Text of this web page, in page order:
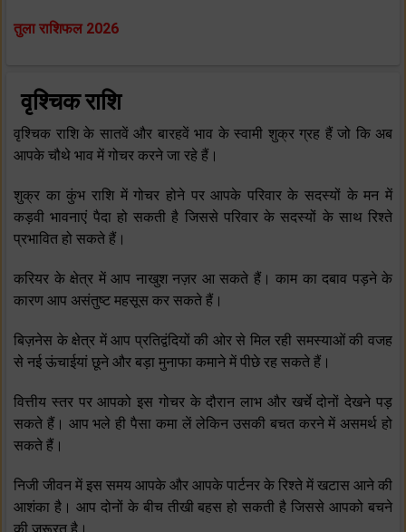
तुला राशिफल 2026
वृश्चिक राशि
वृश्चिक राशि के सातवें और बारहवें भाव के स्‍वामी शुक्र ग्रह हैं जो कि अब
आपके चौथे भाव में गोचर करने जा रहे हैं।
शुक्र का कुंभ राशि में गोचर होने पर आपके परिवार के सदस्‍यों के मन में
कड़वी भावनाएं पैदा हो सकती है जिससे परिवार के सदस्‍यों के साथ रिश्‍ते
प्रभावित हो सकते हैं।
करियर के क्षेत्र में आप नाखुश नज़र आ सकते हैं। काम का दबाव पड़ने के
कारण आप असंतुष्‍ट महसूस कर सकते हैं।
बिज़नेस के क्षेत्र में आप प्रतिद्वंदियों की ओर से मिल रही समस्‍याओं की वजह
से नई ऊंचाईयां छूने और बड़ा मुनाफा कमाने में पीछे रह सकते हैं।
वित्तीय स्‍तर पर आपको इस गोचर के दौरान लाभ और खर्चे दोनों देखने पड़
सकते हैं। आप भले ही पैसा कमा लें लेकिन उसकी बचत करने में असमर्थ हो
सकते हैं।
निजी जीवन में इस समय आपके और आपके पार्टनर के रिश्‍ते में खटास आने की
आशंका है। आप दोनों के बीच तीखी बहस हो सकती है जिससे आपको बचने